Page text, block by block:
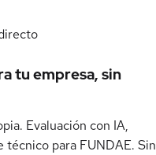
tu empresa, sin
Evaluación con IA,
para FUNDAE. Sin